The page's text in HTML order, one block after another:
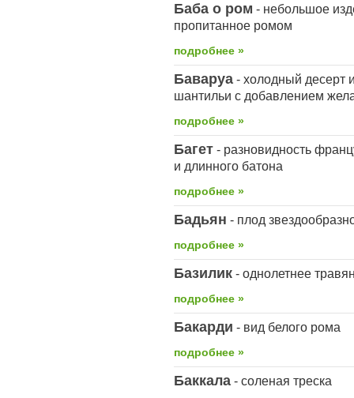
Баба о ром - небольшое
пропитанное ромом
подробнее »
Баваруа - холодный десерт
шантильи с добавлением
подробнее »
Багет - разновидность
и длинного батона
подробнее »
Бадьян - плод
подробнее »
Базилик - однолетнее
подробнее »
Бакарди - вид белого рома
подробнее »
Баккала - соленая треска